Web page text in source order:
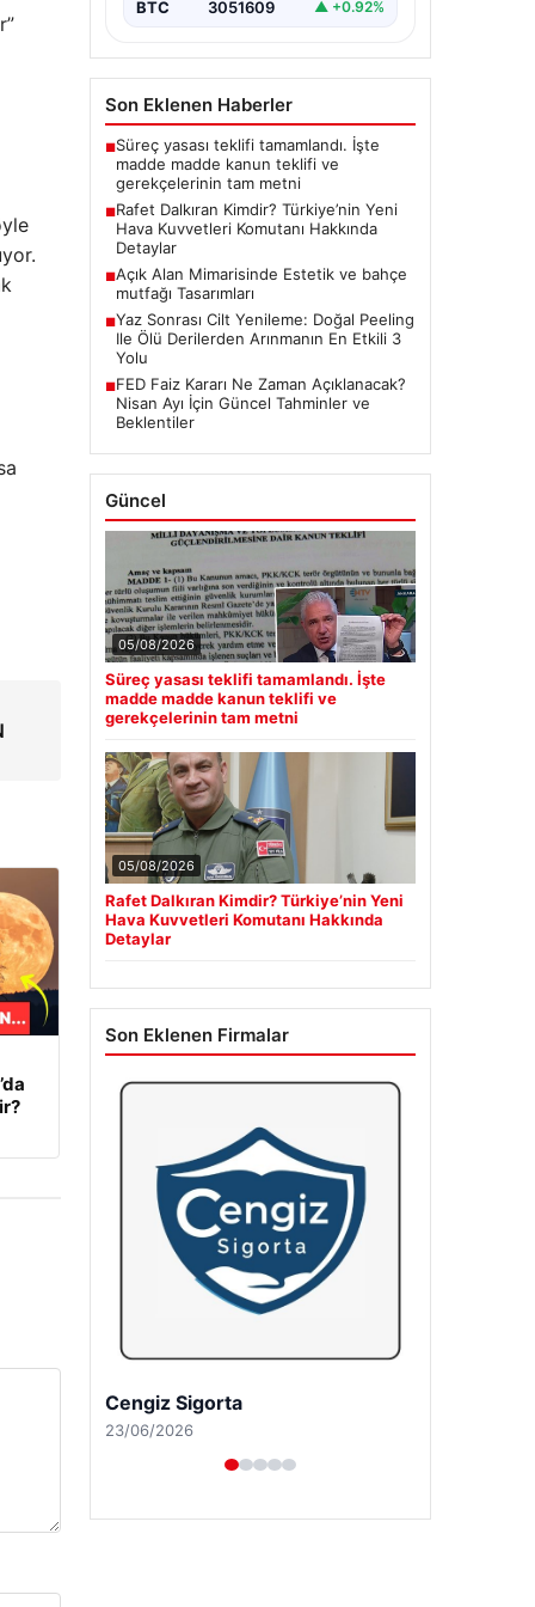
BTC 3051609 ▲ +0.92%
Son Eklenen Haberler
■Süreç yasası teklifi tamamlandı. İşte
madde madde kanun teklifi ve
gerekçelerinin tam metni
■Rafet Dalkıran Kimdir? Türkiye’nin Yeni
Hava Kuvvetleri Komutanı Hakkında
Detaylar
■Açık Alan Mimarisinde Estetik ve bahçe
mutfağı Tasarımları
■Yaz Sonrası Cilt Yenileme: Doğal Peeling
Ile Ölü Derilerden Arınmanın En Etkili 3
Yolu
■FED Faiz Kararı Ne Zaman Açıklanacak?
Nisan Ayı İçin Güncel Tahminler ve
Beklentiler
Güncel
05/08/2026
Süreç yasası teklifi tamamlandı. İşte
madde madde kanun teklifi ve
gerekçelerinin tam metni
05/08/2026
Rafet Dalkıran Kimdir? Türkiye’nin Yeni
Hava Kuvvetleri Komutanı Hakkında
Detaylar
Son Eklenen Firmalar
Hastaş Beton
26/05/2026